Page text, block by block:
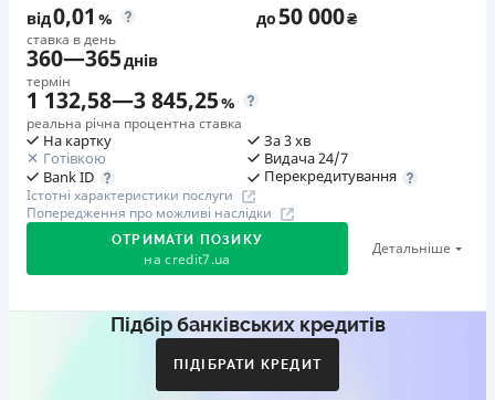
від0,01 %
ставка в день
до50 000₴
360—365днів
термін
1 132,58—3 845,25%
реальна річна процентна ставка
На картку
Готівкою
Bank ID
За 3 хв
Видача 24/7
Перекредитування
Істотні характеристики послуги
Попередження про можливі наслідки
ОТРИМАТИ ПОЗИКУ
на credit7.ua
Детальніше
Акція: «Кешбек за друга»
Коли друг реєструється та отримує перший кредит
Підбір банківських кредитів
ПІДІБРАТИ КРЕДИТ